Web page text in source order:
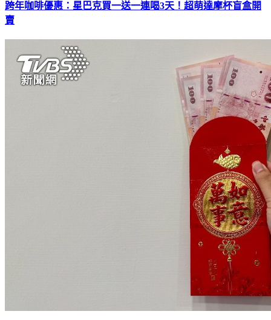
跨年咖啡優惠：星巴克買一送一連喝3天！超萌達摩杯盲盒開
賣